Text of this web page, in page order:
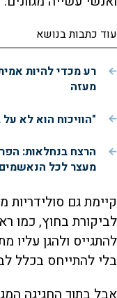
עוד כתבות בנושא
רע מכדי להיות
מעזה
"הוויכוח הוא לא
הרצח בנחלאות:
מעצר לכל הנאשמים
קיימת גם
לביקורת בחוץ, כמו
להתגייס ולהגן
בלי להתייחס בכלל